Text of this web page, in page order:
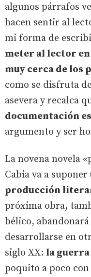
algunos párrafos
hacen sentir al
mi forma de
meter al lector en
muy cerca de los
como se disfruta
asevera y recalca
documentación
argumento y ser
La novena novela
Cabia va a suponer
producción
próxima obra,
bélico,
desarrollarse en
siglo XX: la
poquito a poco